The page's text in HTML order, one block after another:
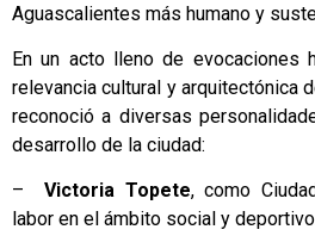
Aguascalientes más humano y
En un acto lleno de evocaciones
relevancia cultural y arquitectónica
reconoció a diversas
desarrollo de la ciudad:
– Victoria Topete, como
labor en el ámbito social y